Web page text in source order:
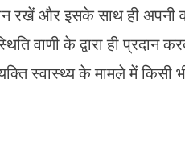
रखें और इसके साथ ही अपनी
वाणी के द्वारा ही प्रदान
स्वास्थ्य के मामले में किसी